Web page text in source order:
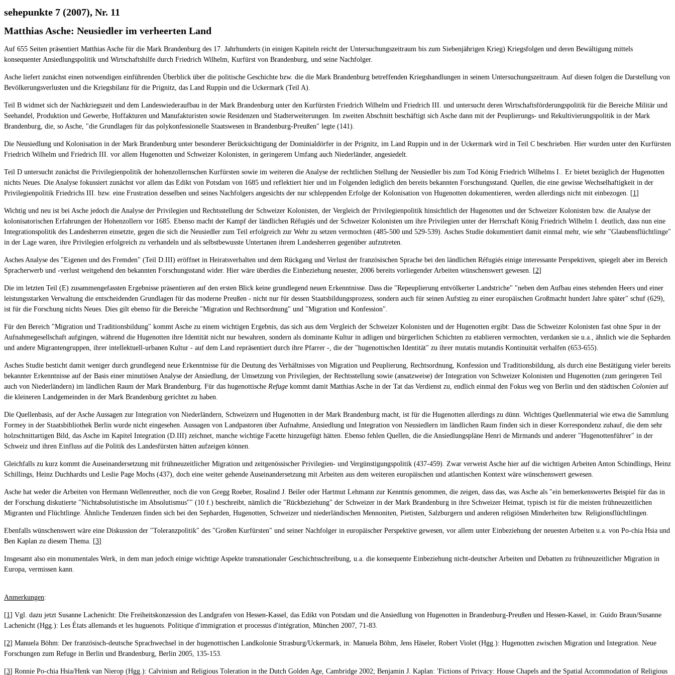
sehepunkte 7 (2007), Nr. 11
Matthias Asche: Neusiedler im verheerten Land
Auf 655 Seiten präsentiert Matthias Asche für die Mark Brandenburg des 17. Jahrhunderts (in einigen Kapiteln reicht der Untersuchungszeitraum bis zum Siebenjährigen Krieg) Kriegsfolgen und deren Bewältigung mittels
konsequenter Ansiedlungspolitik und Wirtschaftshilfe durch Friedrich Wilhelm, Kurfürst von Brandenburg, und seine Nachfolger.
Asche liefert zunächst einen notwendigen einführenden Überblick über die politische Geschichte bzw. die die Mark Brandenburg betreffenden Kriegshandlungen in seinem Untersuchungszeitraum. Auf diesen folgen die Darstellung von
Bevölkerungsverlusten und die Kriegsbilanz für die Prignitz, das Land Ruppin und die Uckermark (Teil A).
Teil B widmet sich der Nachkriegszeit und dem Landeswiederaufbau in der Mark Brandenburg unter den Kurfürsten Friedrich Wilhelm und Friedrich III. und untersucht deren Wirtschaftsförderungspolitik für die Bereiche Militär und
Seehandel, Produktion und Gewerbe, Hoffakturen und Manufakturisten sowie Residenzen und Stadterweiterungen. Im zweiten Abschnitt beschäftigt sich Asche dann mit der Peuplierungs- und Rekultivierungspolitik in der Mark
Brandenburg, die, so Asche, "die Grundlagen für das polykonfessionelle Staatswesen in Brandenburg-Preußen" legte (141).
Die Neusiedlung und Kolonisation in der Mark Brandenburg unter besonderer Berücksichtigung der Dominialdörfer in der Prignitz, im Land Ruppin und in der Uckermark wird in Teil C beschrieben. Hier wurden unter den Kurfürsten
Friedrich Wilhelm und Friedrich III. vor allem Hugenotten und Schweizer Kolonisten, in geringerem Umfang auch Niederländer, angesiedelt.
Teil D untersucht zunächst die Privilegienpolitik der hohenzollernschen Kurfürsten sowie im weiteren die Analyse der rechtlichen Stellung der Neusiedler bis zum Tod König Friedrich Wilhelms I.. Er bietet bezüglich der Hugenotten
nichts Neues. Die Analyse fokussiert zunächst vor allem das Edikt von Potsdam von 1685 und reflektiert hier und im Folgenden lediglich den bereits bekannten Forschungsstand. Quellen, die eine gewisse Wechselhaftigkeit in der
Privilegienpolitik Friedrichs III. bzw. eine Frustration desselben und seines Nachfolgers angesichts der nur schleppenden Erfolge der Kolonisation von Hugenotten dokumentieren, werden allerdings nicht mit einbezogen. [1 ]
Wichtig und neu ist bei Asche jedoch die Analyse der Privilegien und Rechtsstellung der Schweizer Kolonisten, der Vergleich der Privilegienpolitik hinsichtlich der Hugenotten und der Schweizer Kolonisten bzw. die Analyse der
kolonisatorischen Erfahrungen der Hohenzollern vor 1685. Ebenso macht der Kampf der ländlichen Réfugiés und der Schweizer Kolonisten um ihre Privilegien unter der Herrschaft König Friedrich Wilhelm I. deutlich, dass nun eine
Integrationspolitik des Landesherren einsetzte, gegen die sich die Neusiedler zum Teil erfolgreich zur Wehr zu setzen vermochten (485-500 und 529-539). Asches Studie dokumentiert damit einmal mehr, wie sehr "Glaubensflüchtlinge"
in der Lage waren, ihre Privilegien erfolgreich zu verhandeln und als selbstbewusste Untertanen ihrem Landesherren gegenüber aufzutreten.
Asches Analyse des "Eigenen und des Fremden" (Teil D.III) eröffnet in Heiratsverhalten und dem Rückgang und Verlust der französischen Sprache bei den ländlichen Réfugiés einige interessante Perspektiven, spiegelt aber im Bereich
Spracherwerb und -verlust weitgehend den bekannten Forschungsstand wider. Hier wäre überdies die Einbeziehung neuester, 2006 bereits vorliegender Arbeiten wünschenswert gewesen. [2]
Die im letzten Teil (E) zusammengefassten Ergebnisse präsentieren auf den ersten Blick keine grundlegend neuen Erkenntnisse. Dass die "Repeuplierung entvölkerter Landstriche" "neben dem Aufbau eines stehenden Heers und einer
leistungsstarken Verwaltung die entscheidenden Grundlagen für das moderne Preußen - nicht nur für dessen Staatsbildungsprozess, sondern auch für seinen Aufstieg zu einer europäischen Großmacht hundert Jahre später" schuf (629),
ist für die Forschung nichts Neues. Dies gilt ebenso für die Bereiche "Migration und Rechtsordnung" und "Migration und Konfession".
Für den Bereich "Migration und Traditionsbildung" kommt Asche zu einem wichtigen Ergebnis, das sich aus dem Vergleich der Schweizer Kolonisten und der Hugenotten ergibt: Dass die Schweizer Kolonisten fast ohne Spur in der
Aufnahmegesellschaft aufgingen, während die Hugenotten ihre Identität nicht nur bewahren, sondern als dominante Kultur in adligen und bürgerlichen Schichten zu etablieren vermochten, verdanken sie u.a., ähnlich wie die Sepharden
und andere Migrantengruppen, ihrer intellektuell-urbanen Kultur - auf dem Land repräsentiert durch ihre Pfarrer -, die der "hugenottischen Identität" zu ihrer mutatis mutandis Kontinuität verhalfen (653-655).
Asches Studie besticht damit weniger durch grundlegend neue Erkenntnisse für die Deutung des Verhältnisses von Migration und Peuplierung, Rechtsordnung, Konfession und Traditionsbildung, als durch eine Bestätigung vieler bereits
bekannter Erkenntnisse auf der Basis einer minutiösen Analyse der Ansiedlung, der Umsetzung von Privilegien, der Rechtsstellung sowie (ansatzweise) der Integration von Schweizer Kolonisten und Hugenotten (zum geringeren Teil
auch von Niederländern) im ländlichen Raum der Mark Brandenburg. Für das hugenottische Refuge kommt damit Matthias Asche in der Tat das Verdienst zu, endlich einmal den Fokus weg von Berlin und den städtischen Colonien auf
die kleineren Landgemeinden in der Mark Brandenburg gerichtet zu haben.
Die Quellenbasis, auf der Asche Aussagen zur Integration von Niederländern, Schweizern und Hugenotten in der Mark Brandenburg macht, ist für die Hugenotten allerdings zu dünn. Wichtiges Quellenmaterial wie etwa die Sammlung
Formey in der Staatsbibliothek Berlin wurde nicht eingesehen. Aussagen von Landpastoren über Aufnahme, Ansiedlung und Integration von Neusiedlern im ländlichen Raum finden sich in dieser Korrespondenz zuhauf, die dem sehr
holzschnittartigen Bild, das Asche im Kapitel Integration (D.III) zeichnet, manche wichtige Facette hinzugefügt hätten. Ebenso fehlen Quellen, die die Ansiedlungspläne Henri de Mirmands und anderer "Hugenottenführer" in der
Schweiz und ihren Einfluss auf die Politik des Landesfürsten hätten aufzeigen können.
Gleichfalls zu kurz kommt die Auseinandersetzung mit frühneuzeitlicher Migration und zeitgenössischer Privilegien- und Vergünstigungspolitik (437-459). Zwar verweist Asche hier auf die wichtigen Arbeiten Anton Schindlings, Heinz
Schillings, Heinz Duchhardts und Leslie Page Mochs (437), doch eine weiter gehende Auseinandersetzung mit Arbeiten aus dem weiteren europäischen und atlantischen Kontext wäre wünschenswert gewesen.
Asche hat weder die Arbeiten von Hermann Wellenreuther, noch die von Gregg Roeber, Rosalind J. Beiler oder Hartmut Lehmann zur Kenntnis genommen, die zeigen, dass das, was Asche als "ein bemerkenswertes Beispiel für das in
der Forschung diskutierte "Nichtabsolutistische im Absolutismus"" (10 f.) beschreibt, nämlich die "Rückbeziehung" der Schweizer in der Mark Brandenburg in ihre Schweizer Heimat, typisch ist für die meisten frühneuzeitlichen
Migranten und Flüchtlinge. Ähnliche Tendenzen finden sich bei den Sepharden, Hugenotten, Schweizer und niederländischen Mennoniten, Pietisten, Salzburgern und anderen religiösen Minderheiten bzw. Religionsflüchtlingen.
Ebenfalls wünschenswert wäre eine Diskussion der "Toleranzpolitik" des "Großen Kurfürsten" und seiner Nachfolger in europäischer Perspektive gewesen, vor allem unter Einbeziehung der neuesten Arbeiten u.a. von Po-chia Hsia und
Ben Kaplan zu diesem Thema. [3]
Insgesamt also ein monumentales Werk, in dem man jedoch einige wichtige Aspekte transnationaler Geschichtsschreibung, u.a. die konsequente Einbeziehung nicht-deutscher Arbeiten und Debatten zu frühneuzeitlicher Migration in
Europa, vermissen kann.
Anmerkungen:
[1 ] Vgl. dazu jetzt Susanne Lachenicht: Die Freiheitskonzession des Landgrafen von Hessen-Kassel, das Edikt von Potsdam und die Ansiedlung von Hugenotten in Brandenburg-Preußen und Hessen-Kassel, in: Guido Braun/Susanne
Lachenicht (Hgg.): Les États allemands et les huguenots. Politique d'immigration et processus d'intégration, München 2007, 71-83.
[2] Manuela Böhm: Der französisch-deutsche Sprachwechsel in der hugenottischen Landkolonie Strasburg/Uckermark, in: Manuela Böhm, Jens Häseler, Robert Violet (Hgg.): Hugenotten zwischen Migration und Integration. Neue
Forschungen zum Refuge in Berlin und Brandenburg, Berlin 2005, 135-153.
[3] Ronnie Po-chia Hsia/Henk van Nierop (Hgg.): Calvinism and Religious Toleration in the Dutch Golden Age, Cambridge 2002; Benjamin J. Kaplan: 'Fictions of Privacy: House Chapels and the Spatial Accommodation of Religious